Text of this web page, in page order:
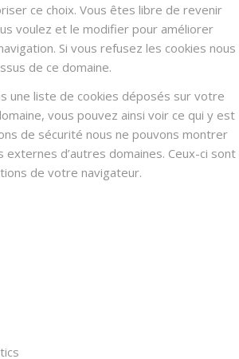
ce choix. Vous êtes libre de revenir
voulez et le modifier pour améliorer
Si vous refusez les cookies nous
de ce domaine.
une liste de cookies déposés sur votre
vous pouvez ainsi voir ce qui y est
de sécurité nous ne pouvons montrer
externes d’autres domaines. Ceux-ci sont
de votre navigateur.